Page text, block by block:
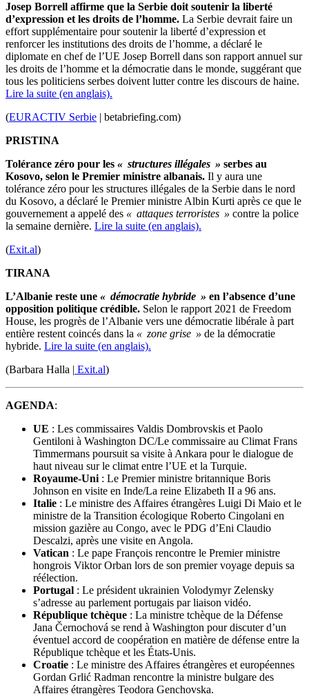
Josep Borrell affirme que la Serbie doit soutenir la liberté
d’expression et les droits de l’homme. La Serbie devrait faire un
effort supplémentaire pour soutenir la liberté d’expression et
renforcer les institutions des droits de l’homme, a déclaré le
diplomate en chef de l’UE Josep Borrell dans son rapport annuel sur
les droits de l’homme et la démocratie dans le monde, suggérant que
tous les politiciens serbes doivent lutter contre les discours de haine.
Lire la suite (en anglais).
(EURACTIV Serbie | betabriefing.com)
PRISTINA
Tolérance zéro pour les « structures illégales » serbes au
Kosovo, selon le Premier ministre albanais. Il y aura une
tolérance zéro pour les structures illégales de la Serbie dans le nord
du Kosovo, a déclaré le Premier ministre Albin Kurti après ce que le
gouvernement a appelé des « attaques terroristes » contre la police
la semaine dernière. Lire la suite (en anglais).
(Exit.al)
TIRANA
L’Albanie reste une « démocratie hybride » en l’absence d’une
opposition politique crédible. Selon le rapport 2021 de Freedom
House, les progrès de l’Albanie vers une démocratie libérale à part
entière restent coincés dans la « zone grise » de la démocratie
hybride. Lire la suite (en anglais).
(Barbara Halla | Exit.al)
AGENDA:
UE : Les commissaires Valdis Dombrovskis et Paolo
Gentiloni à Washington DC/Le commissaire au Climat Frans
Timmermans poursuit sa visite à Ankara pour le dialogue de
haut niveau sur le climat entre l’UE et la Turquie.
Royaume-Uni : Le Premier ministre britannique Boris
Johnson en visite en Inde/La reine Elizabeth II a 96 ans.
Italie : Le ministre des Affaires étrangères Luigi Di Maio et le
ministre de la Transition écologique Roberto Cingolani en
mission gazière au Congo, avec le PDG d’Eni Claudio
Descalzi, après une visite en Angola.
Vatican : Le pape François rencontre le Premier ministre
hongrois Viktor Orban lors de son premier voyage depuis sa
réélection.
Portugal : Le président ukrainien Volodymyr Zelensky
s’adresse au parlement portugais par liaison vidéo.
République tchèque : La ministre tchèque de la Défense
Jana Černochová se rend à Washington pour discuter d’un
éventuel accord de coopération en matière de défense entre la
République tchèque et les États-Unis.
Croatie : Le ministre des Affaires étrangères et européennes
Gordan Grlić Radman rencontre la ministre bulgare des
Affaires étrangères Teodora Genchovska.